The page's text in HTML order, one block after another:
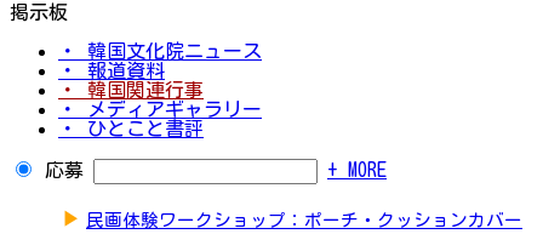
掲示板
・ 韓国文化院ニュース
・ 報道資料
・ 韓国関連行事
・ メディアギャラリー
・ ひとこと書評
応募 + MORE
▶ 民画体験ワークショップ：ポーチ・クッションカバー